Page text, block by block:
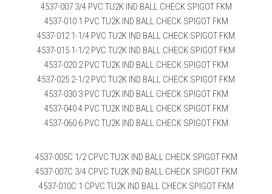
4537-007 3/4 PVC TU2K IND BALL CHECK SPIGOT FKM
4537-010 1 PVC TU2K IND BALL CHECK SPIGOT FKM
4537-012 1-1/4 PVC TU2K IND BALL CHECK SPIGOT FKM
4537-015 1-1/2 PVC TU2K IND BALL CHECK SPIGOT FKM
4537-020 2 PVC TU2K IND BALL CHECK SPIGOT FKM
4537-025 2-1/2 PVC TU2K IND BALL CHECK SPIGOT FKM
4537-030 3 PVC TU2K IND BALL CHECK SPIGOT FKM
4537-040 4 PVC TU2K IND BALL CHECK SPIGOT FKM
4537-060 6 PVC TU2K IND BALL CHECK SPIGOT FKM
4537-005C 1/2 CPVC TU2K IND BALL CHECK SPIGOT FKM
4537-007C 3/4 CPVC TU2K IND BALL CHECK SPIGOT FKM
4537-010C 1 CPVC TU2K IND BALL CHECK SPIGOT FKM